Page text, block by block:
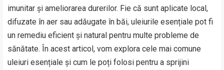
imunitar și ameliorarea durerilor. Fie că sunt aplicate local,
difuzate în aer sau adăugate în băi, uleiurile esențiale pot fi
un remediu eficient și natural pentru multe probleme de
sănătate. În acest articol, vom explora cele mai comune
uleiuri esențiale și cum le poți folosi pentru a sprijini